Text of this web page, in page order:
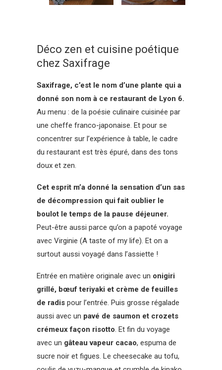
Déco zen et cuisine poétique
chez Saxifrage
Saxifrage, c’est le nom d’une plante qui a
donné son nom à ce restaurant de Lyon 6.
Au menu : de la poésie culinaire cuisinée par
une cheffe franco-japonaise. Et pour se
concentrer sur l’expérience à table, le cadre
du restaurant est très épuré, dans des tons
doux et zen.
Cet esprit m’a donné la sensation d’un sas
de décompression qui fait oublier le
boulot le temps de la pause déjeuner.
Peut-être aussi parce qu’on a papoté voyage
avec Virginie (A taste of my life). Et on a
surtout aussi voyagé dans l’assiette !
Entrée en matière originale avec un onigiri
grillé, bœuf teriyaki et crème de feuilles
de radis pour l’entrée. Puis grosse régalade
aussi avec un pavé de saumon et crozets
crémeux façon risotto. Et fin du voyage
avec un gâteau vapeur cacao, espuma de
sucre noir et figues. Le cheesecake au tofu,